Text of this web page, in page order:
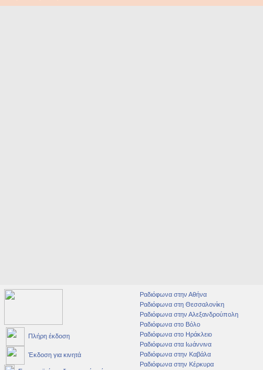
Πλήρη έκδοση
Έκδοση για κινητά
Ραδιόφωνα στην Αθήνα
Ραδιόφωνα στη Θεσσαλονίκη
Ραδιόφωνα στην Αλεξανδρούπολη
Ραδιόφωνα στο Βόλο
Ραδιόφωνα στο Ηράκλειο
Ραδιόφωνα στα Ιωάννινα
Ραδιόφωνα στην Καβάλα
Ραδιόφωνα στην Κέρκυρα